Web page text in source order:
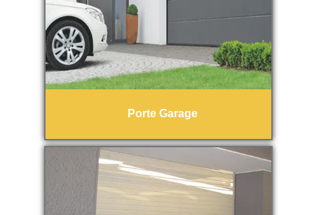
Porte Garage